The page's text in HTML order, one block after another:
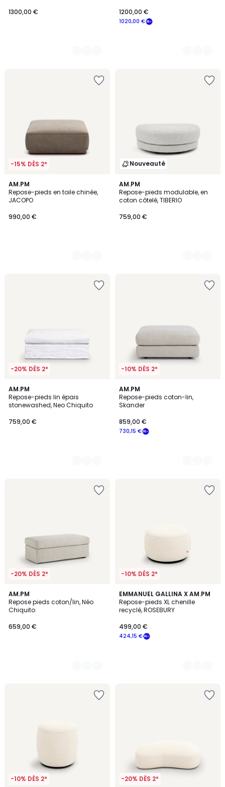
1300,00 €
1020,00 €
1200,00 €
-15% DÈS 2*
AM.PM
Repose-pieds en toile chinée,
JACOPO
990,00 €
7
Couleurs
Nouveauté
AM.PM
Repose-pieds modulable, en
coton côtelé, TIBERIO
759,00 €
3
Couleurs
-20% DÈS 2*
AM.PM
Repose-pieds lin épais
stonewashed, Neo Chiquito
759,00 €
3
Couleurs
-10% DÈS 2*
AM.PM
Repose-pieds coton-lin,
Skander
730,15 €
859,00 €
3
Couleurs
-20% DÈS 2*
AM.PM
Repose pieds coton/lin, Néo
Chiquito
659,00 €
3
Couleurs
-10% DÈS 2*
EMMANUEL GALLINA X AM.PM
Repose-pieds XL chenille
recyclé, ROSEBURY
424,15 €
499,00 €
3
Couleurs
-10% DÈS 2* -20% DÈS 2*